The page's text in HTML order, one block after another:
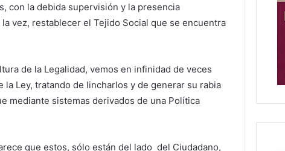
con la debida supervisión y la presencia
vez, restablecer el Tejido Social que se encuentra
de la Legalidad, vemos en infinidad de veces
Ley, tratando de lincharlos y de generar su rabia
mediante sistemas derivados de una Política
que estos, sólo están del lado del Ciudadano,